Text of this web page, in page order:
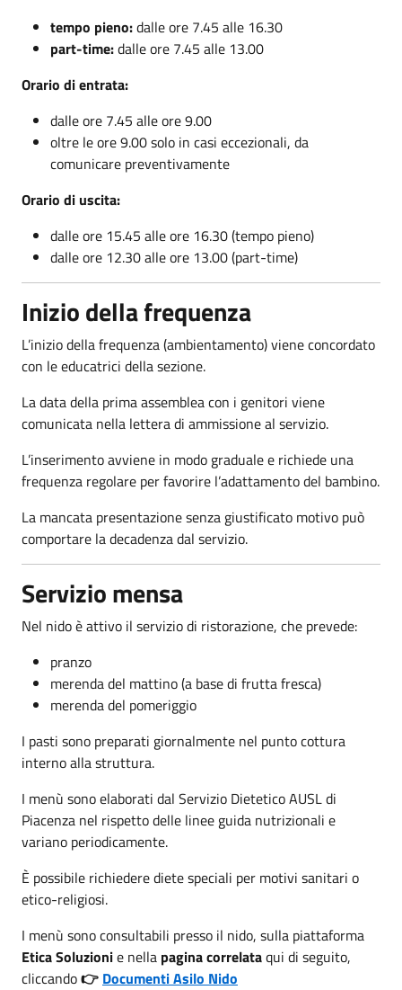
tempo pieno:dalle ore 7.45 alle 16.30
part-time:dalle ore 7.45 alle 13.00
Orario di entrata:
dalle ore 7.45 alle ore 9.00
oltre le ore 9.00 solo in casi eccezionali, da
comunicare preventivamente
Orario di uscita:
dalle ore 15.45 alle ore 16.30 (tempo pieno)
dalle ore 12.30 alle ore 13.00 (part-time)
Inizio della frequenza
L’inizio della frequenza (ambientamento) viene concordato
con le educatrici della sezione.
La data della prima assemblea con i genitori viene
comunicata nella lettera di ammissione al servizio.
L’inserimento avviene in modo graduale e richiede una
frequenza regolare per favorire l’adattamento del bambino.
La mancata presentazione senza giustificato motivo può
comportare la decadenza dal servizio.
Servizio mensa
Nel nido è attivo il servizio di ristorazione, che prevede:
pranzo
merenda del mattino (a base di frutta fresca)
merenda del pomeriggio
I pasti sono preparati giornalmente nel punto cottura
interno alla struttura.
I menù sono elaborati dal Servizio Dietetico AUSL di
Piacenza nel rispetto delle linee guida nutrizionali e
variano periodicamente.
È possibile richiedere diete speciali per motivi sanitari o
etico-religiosi.
I menù sono consultabili presso il nido, sulla piattaforma
Etica Soluzionie nella pagina correlataqui di seguito,
cliccando👉 Documenti Asilo Nido